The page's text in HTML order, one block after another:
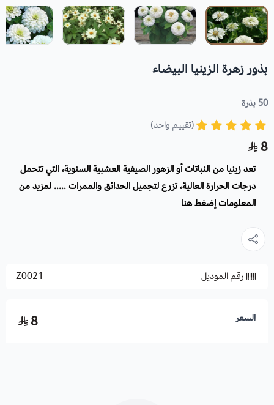
بذور زهرة الزينيا البيضاء
50 بذرة
(تقييم واحد)
8
تعد زينيا من النباتات أو الزهور الصيفية العشبية السنوية، التي تتحمل
درجات الحرارة العالية، تزرع لتجميل الحدائق والممرات ..... لمزيد من
المعلوماتإضغط هنا
رقم الموديل Z0021
السعر 8